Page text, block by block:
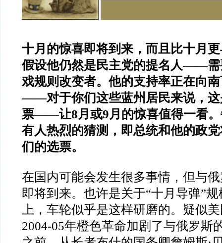
十月的惊喜即将到来，而且比十月
假设他仍然是民主党的提名人——需
戏规则改变者。他的支持率正在向
——对于你们这些蓝州居民来说，这
票——让8月或9月的惊喜值得一看。
有人热烈的猜测，即总统和他的政
们的选票。
在国内可能会发生很多事情，但与
即将到来。也许是关于“十月导弹”
上，车轮似乎是这样研磨的。疑似
2004-05年橙色革命加剧了与俄罗斯